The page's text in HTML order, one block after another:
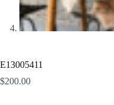
E13005411
$200.00